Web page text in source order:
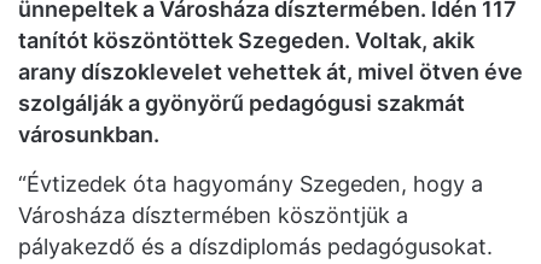
ünnepeltek a Városháza dísztermében. Idén 117
tanítót köszöntöttek Szegeden. Voltak, akik
arany díszoklevelet vehettek át, mivel ötven éve
szolgálják a gyönyörű pedagógusi szakmát
városunkban.
“Évtizedek óta hagyomány Szegeden, hogy a
Városháza dísztermében köszöntjük a
pályakezdő és a díszdiplomás pedagógusokat.